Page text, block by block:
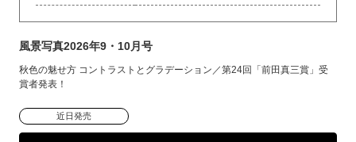
風景写真2026年9・10月号
秋色の魅せ方 コントラストとグラデーション／第24回「前田真三賞」受
賞者発表！
近日発売